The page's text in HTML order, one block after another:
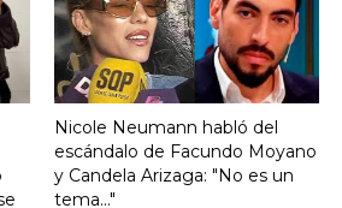
Nicole Neumann habló del
escándalo de Facundo Moyano
y Candela Arizaga: "No es un
tema..."